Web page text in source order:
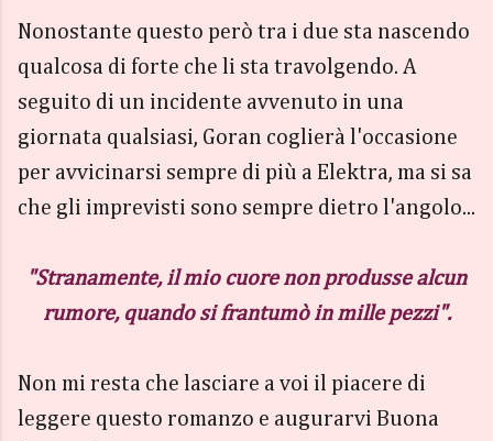
Nonostante questo però tra i due sta nascendo
qualcosa di forte che li sta travolgendo. A
seguito di un incidente avvenuto in una
giornata qualsiasi, Goran coglierà l'occasione
per avvicinarsi sempre di più a Elektra, ma si sa
che gli imprevisti sono sempre dietro l'angolo...
"Stranamente, il mio cuore non produsse alcun
rumore, quando si frantumò in mille pezzi".
Non mi resta che lasciare a voi il piacere di
leggere questo romanzo e augurarvi Buona